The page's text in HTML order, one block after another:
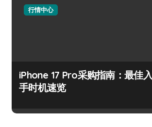
行情中心
iPhone 17 Pro采购指南：最佳入
手时机速览